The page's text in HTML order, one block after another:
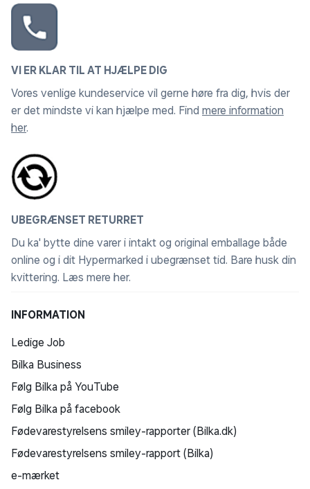
VI ER KLAR TIL AT HJÆLPE DIG
Vores venlige kundeservice vil gerne høre fra dig, hvis der
er det mindste vi kan hjælpe med. Find mere information
her.
UBEGRÆNSET RETURRET
Du ka' bytte dine varer i intakt og original emballage både
online og i dit Hypermarked i ubegrænset tid. Bare husk din
kvittering. Læs mere her.
INFORMATION
Ledige Job
Bilka Business
Følg Bilka på YouTube
Følg Bilka på facebook
Fødevarestyrelsens smiley-rapporter (Bilka.dk)
Fødevarestyrelsens smiley-rapport (Bilka)
e-mærket